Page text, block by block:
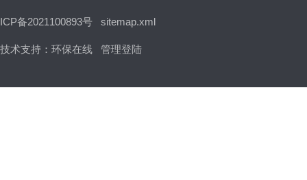
ICP备2021100893号 sitemap.xml
技术支持： 环保在线 管理登陆